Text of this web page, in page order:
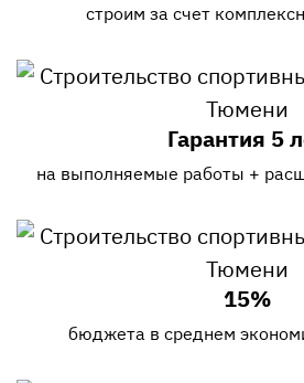
строим за счет
Гарантия 5
на выполняемые работы +
15%
бюджета в среднем